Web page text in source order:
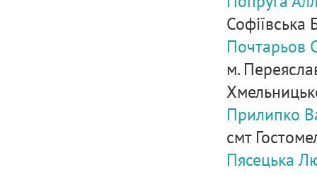
Софіївська
Почтарьов
м.
Прилипко
смт
Пясецька